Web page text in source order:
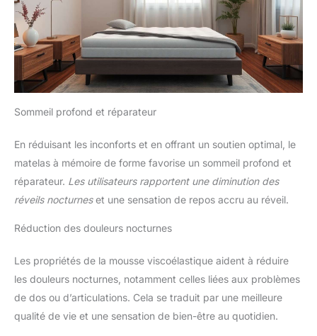
détaillées et les outils
nécessaires. Chaque pièce est
clairement étiquetée et
numérotée, ce qui rend
l’assemblage extrêmement
facile. Si vous recevez le
produit avec des dommages,
des pièces manquantes ou
d'autres problèmes, n'hésitez
ferons de notre mieux pour vous
fournir immédiatement une
Sommeil profond et réparateur
En réduisant les inconforts et en offrant un soutien optimal, le
matelas à mémoire de forme favorise un sommeil profond et
réparateur. Les utilisateurs rapportent une diminution des
réveils nocturneset une sensation de repos accru au réveil.
Réduction des douleurs nocturnes
Les propriétés de la mousse viscoélastique aident à réduire
les douleurs nocturnes, notamment celles liées aux problèmes
de dos ou d’articulations. Cela se traduit par une meilleure
qualité de vie et une sensation de bien-être au quotidien.